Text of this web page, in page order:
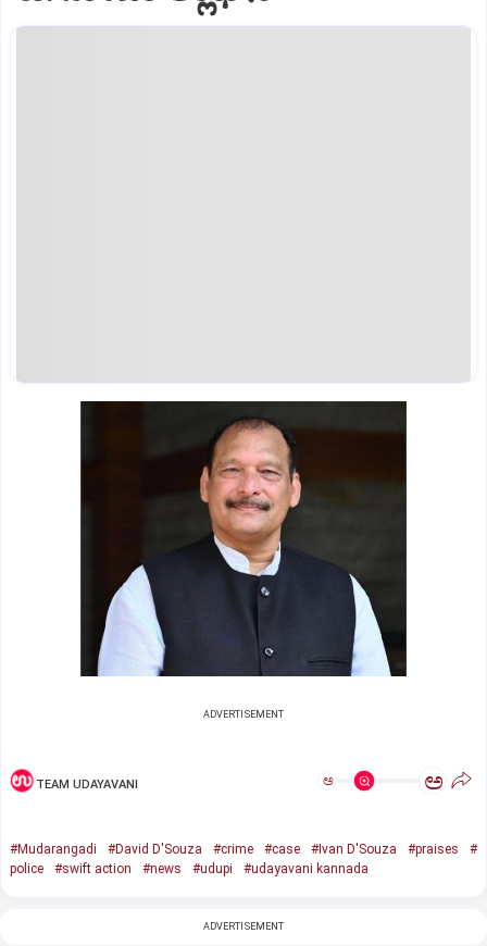
ADVERTISEMENT
TEAM UDAYAVANI ಅ ಅ
#Mudarangadi #David D'Souza #crime #case #Ivan D'Souza #praises
#
police
#swift action #news #udupi #udayavani kannada
ADVERTISEMENT